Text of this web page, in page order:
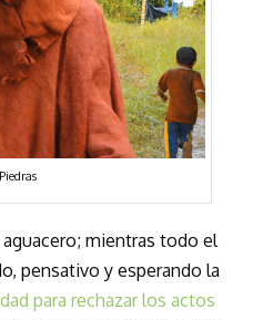
mientras todo el
pensativo y esperando la
para rechazar los actos